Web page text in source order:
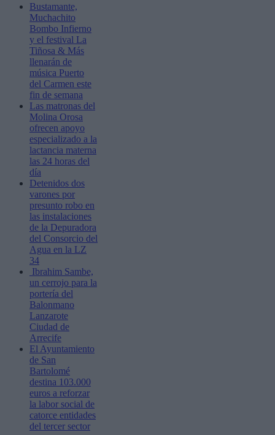
Bustamante,
Muchachito
Bombo Infierno
y el festival La
Tiñosa & Más
llenarán de
música Puerto
del Carmen este
fin de semana
Las matronas del
Molina Orosa
ofrecen apoyo
especializado a la
lactancia materna
las 24 horas del
día
Detenidos dos
varones por
presunto robo en
las instalaciones
de la Depuradora
del Consorcio del
Agua en la LZ
34
Ibrahim Sambe,
un cerrojo para la
portería del
Balonmano
Lanzarote
Ciudad de
Arrecife
El Ayuntamiento
de San
Bartolomé
destina 103.000
euros a reforzar
la labor social de
catorce entidades
del tercer sector